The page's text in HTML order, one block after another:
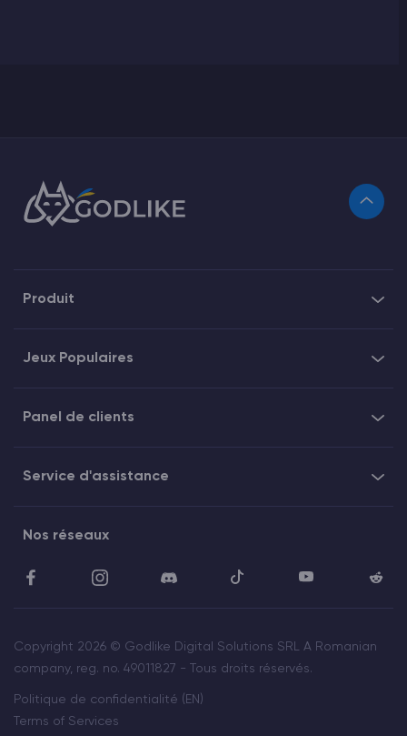
Produit
Jeux Populaires
Panel de clients
Service d'assistance
Nos réseaux
Copyright 2026 © Godlike Digital Solutions SRL A Romanian
company, reg. no. 49011827 - Tous droits réservés.
Politique de confidentialité (EN)
Terms of Services